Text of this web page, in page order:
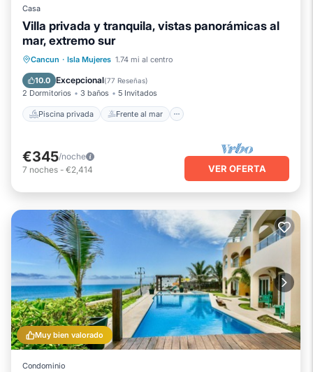
Casa
Villa privada y tranquila, vistas panorámicas al
mar, extremo sur
Cancun · Isla Mujeres 1.74 mi al centro
10.0 Excepcional(77 Reseñas)
2 Dormitorios 3 baños 5 Invitados
Piscina privada Frente al mar
Piscina privada
Frente al mar
Piscina
Vista al mar
€345/noche
7 noches - €2,414 VER OFERTA
Muy bien valorado
Condominio